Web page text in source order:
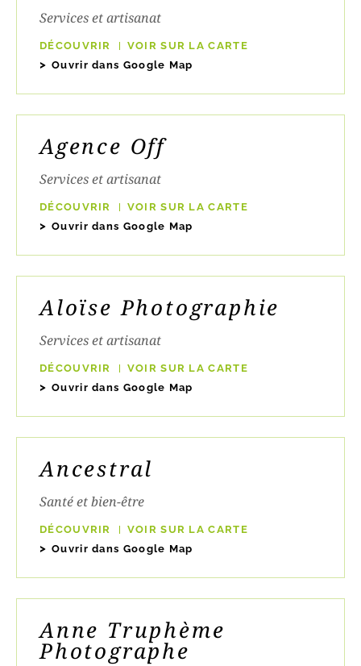
Services et artisanat
DÉCOUVRIR
VOIR SUR LA CARTE
Ouvrir dans Google Map
Agence Off
Services et artisanat
DÉCOUVRIR
VOIR SUR LA CARTE
Ouvrir dans Google Map
Aloïse Photographie
Services et artisanat
DÉCOUVRIR
VOIR SUR LA CARTE
Ouvrir dans Google Map
Ancestral
Santé et bien-être
DÉCOUVRIR
VOIR SUR LA CARTE
Ouvrir dans Google Map
Anne Truphème
Photographe